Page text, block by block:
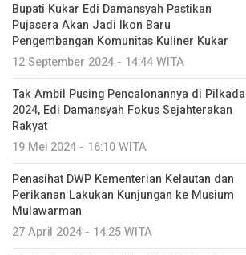
Bupati Kukar Edi Damansyah Pastikan
Pujasera Akan Jadi Ikon Baru
Pengembangan Komunitas Kuliner Kukar
12 September 2024 - 14:44 WITA
Tak Ambil Pusing Pencalonannya di Pilkada
2024, Edi Damansyah Fokus Sejahterakan
Rakyat
19 Mei 2024 - 16:10 WITA
Penasihat DWP Kementerian Kelautan dan
Perikanan Lakukan Kunjungan ke Musium
Mulawarman
27 April 2024 - 14:25 WITA